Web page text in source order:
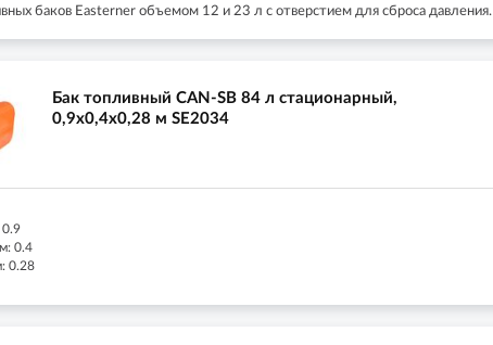
баков Easterner объемом 12 и 23 л с отверстием для сброса давления.
Бак топливный CAN-SB 84 л стационарный,
0,9х0,4х0,28 м SE2034
0.9
0.4
0.28